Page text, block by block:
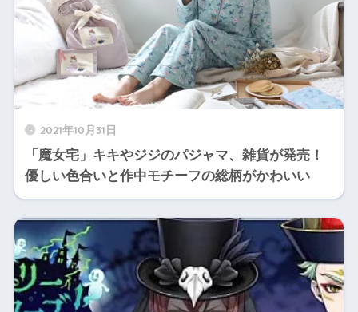
2021年10月31日
「魔女宅」キキやジジのパジャマ、雑貨が発売！
優しい色合いと作中モチーフの総柄がかわいい